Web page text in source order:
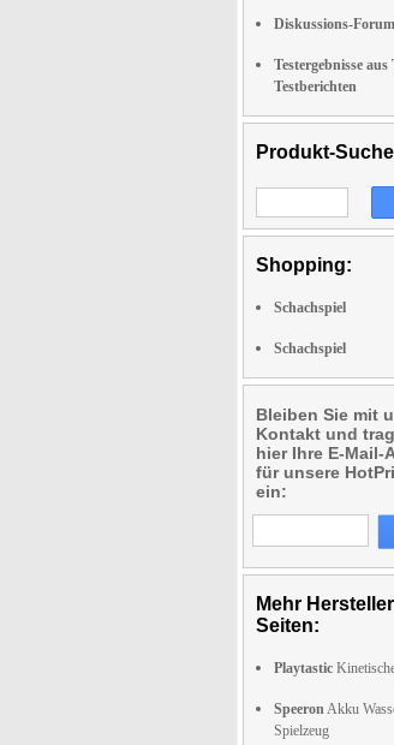
Diskussions-Forum
Testergebnisse aus
Testberichten
Produkt-
Shopping:
Schachspiel
Schachspiel
Bleiben Sie mit
Kontakt und
hier Ihre E-Mail-
für unsere
ein:
Mehr
Seiten:
Playtastic
SpeeronAkku
Spielzeug